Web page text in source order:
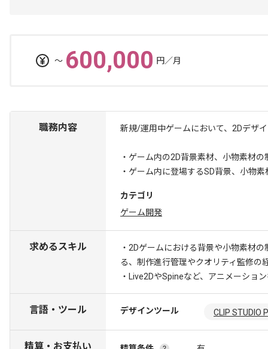
〜 600,000 円／月
職務内容 新規/運用中ゲームにおいて、2Dデザ
・ゲーム内の2D背景素材、小物素材の
・ゲーム内に登場するSD背景、小物
カテゴリ
ゲーム開発
求めるスキル
・2Dゲームにおける背景や小物素材
る、制作進行管理やクオリティ監修の
・Live2DやSpineなど、アニメーショ
言語・ツール デザインツール CLIP STUDIO
精算・お支払い